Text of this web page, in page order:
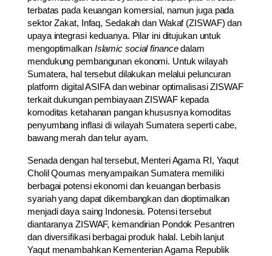
terbatas pada keuangan komersial, namun juga pada
sektor Zakat, Infaq, Sedakah dan Wakaf (ZISWAF) dan
upaya integrasi keduanya. Pilar ini ditujukan untuk
mengoptimalkan Islamic social financedalam
mendukung pembangunan ekonomi. Untuk wilayah
Sumatera, hal tersebut dilakukan melalui peluncuran
platform digital ASIFA dan webinar optimalisasi ZISWAF
terkait dukungan pembiayaan ZISWAF kepada
komoditas ketahanan pangan khususnya komoditas
penyumbang inflasi di wilayah Sumatera seperti cabe,
bawang merah dan telur ayam.
Senada dengan hal tersebut, Menteri Agama RI, Yaqut
Cholil Qoumas menyampaikan Sumatera memiliki
berbagai potensi ekonomi dan keuangan berbasis
syariah yang dapat dikembangkan dan dioptimalkan
menjadi daya saing Indonesia. Potensi tersebut
diantaranya ZISWAF, kemandirian Pondok Pesantren
dan diversifikasi berbagai produk halal. Lebih lanjut
Yaqut menambahkan Kementerian Agama Republik